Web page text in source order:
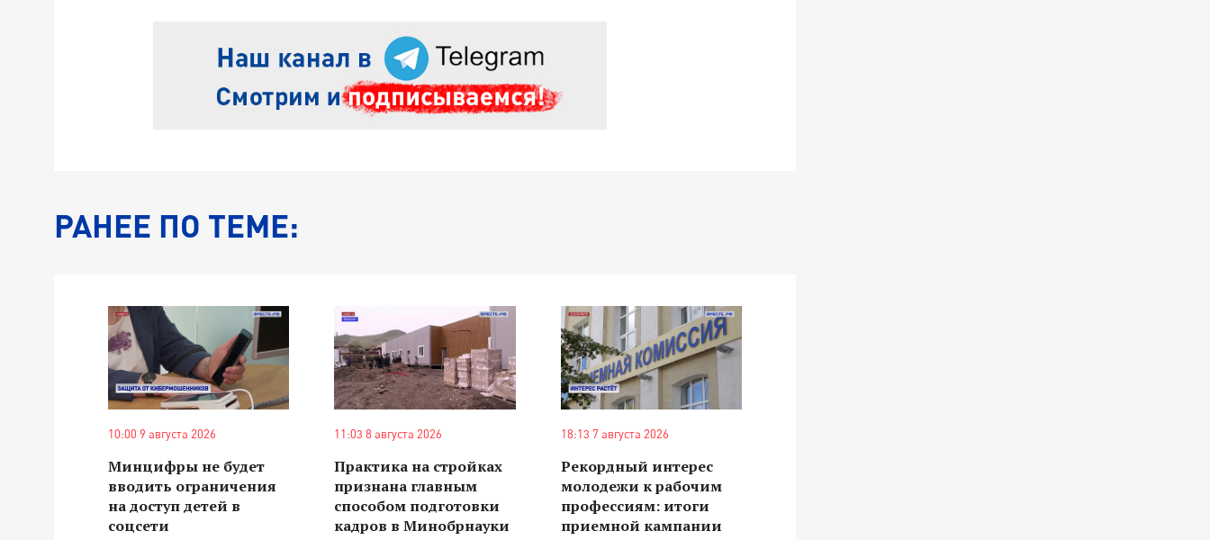
РАНЕЕ ПО ТЕМЕ:
10:00 9 августа 2026
Минцифры не будет
вводить ограничения
на доступ детей в
соцсети
11:03 8 августа 2026
Практика на стройках
признана главным
способом подготовки
кадров в Минобрнауки
18:13 7 августа 2026
Рекордный интерес
молодежи к рабочим
профессиям: итоги
приемной кампании